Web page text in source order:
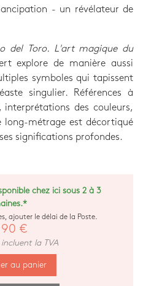
- un révélateur de
del Toro. L'art magique du
explore de manière aussi
symboles qui tapissent
singulier. Références à
des couleurs,
long-métrage est décortiqué
significations profondes.
chez ici sous 2 à 3
ajouter le délai de la Poste.
€
incluent la TVA
au panier